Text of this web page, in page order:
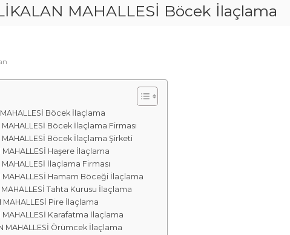
MAHALLESİ Böcek İlaçlama
Böcek İlaçlama
Böcek İlaçlama Firması
MAHALLESİ Böcek İlaçlama Şirketi
MAHALLESİ Haşere İlaçlama
İlaçlama Firması
MAHALLESİ Hamam Böceği İlaçlama
Tahta Kurusu İlaçlama
MAHALLESİ Pire İlaçlama
MAHALLESİ Karafatma İlaçlama
MAHALLESİ Örümcek İlaçlama